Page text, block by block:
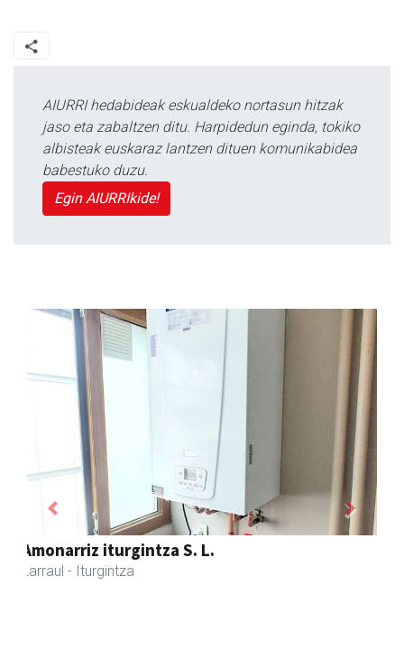
AIURRI hedabideak eskualdeko nortasun hitzak
jaso eta zabaltzen ditu. Harpidedun eginda, tokiko
albisteak euskaraz lantzen dituen komunikabidea
babestuko duzu.
Egin AIURRIkide!
Larraulgo herri ostatua
Larraul - Jatetxeak
Previous Next